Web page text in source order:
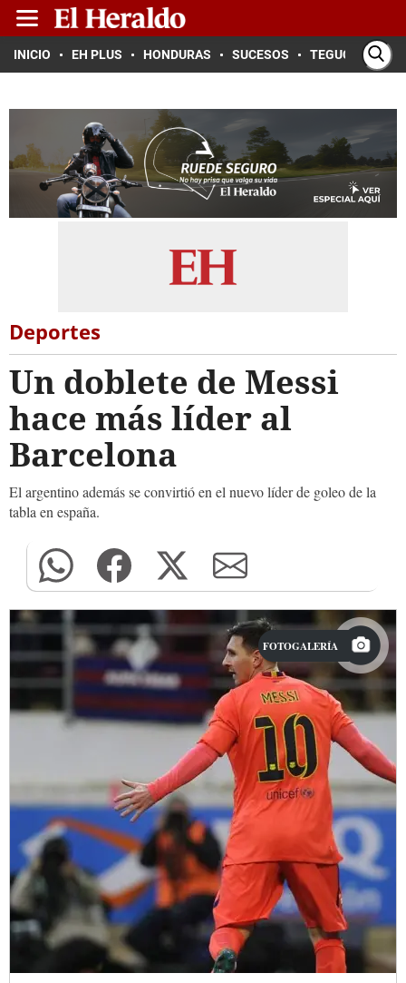
INICIO EH PLUS HONDURAS SUCESOS TEGUCIGALPA
Deportes
Un doblete de Messi
hace más líder al
Barcelona
El argentino además se convirtió en el nuevo líder de goleo de la
tabla en españa.
FOTOGALERÍA